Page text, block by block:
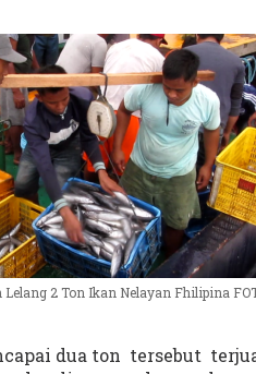
2 Ton Ikan Nelayan Fhilipina
dua ton tersebut